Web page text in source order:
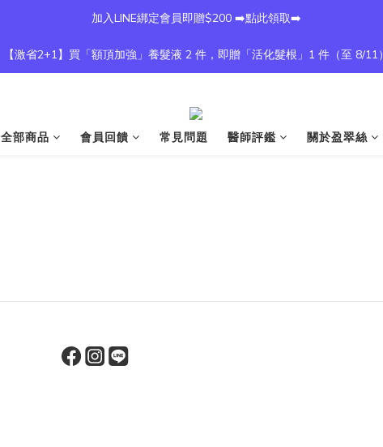
加入LINE綁定會員即贈$200 ➡️點此領取➡️
【激省2+1】買「額頂加強」養髮液 2 件，即贈「活化髮根」1 件（至 8/11）
全部商品 會員回饋 常見問題 醫師評鑑 關於盈翠絲